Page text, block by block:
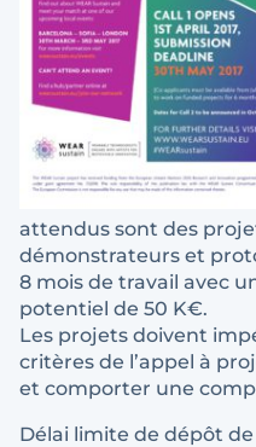
attendus sont des
démonstrateurs et
8 mois de travail avec
potentiel de 50 K€.
Les projets doivent
critères de l’appel à
et comporter une
Délai limite de dépôt